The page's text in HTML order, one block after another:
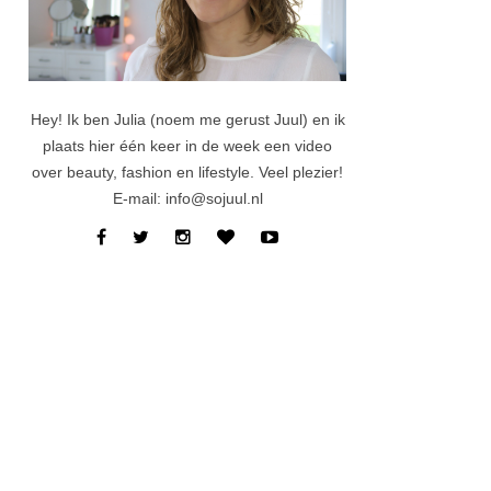
Hey! Ik ben Julia (noem me gerust Juul) en ik
plaats hier één keer in de week een video
over beauty, fashion en lifestyle. Veel plezier!
E-mail: info@sojuul.nl